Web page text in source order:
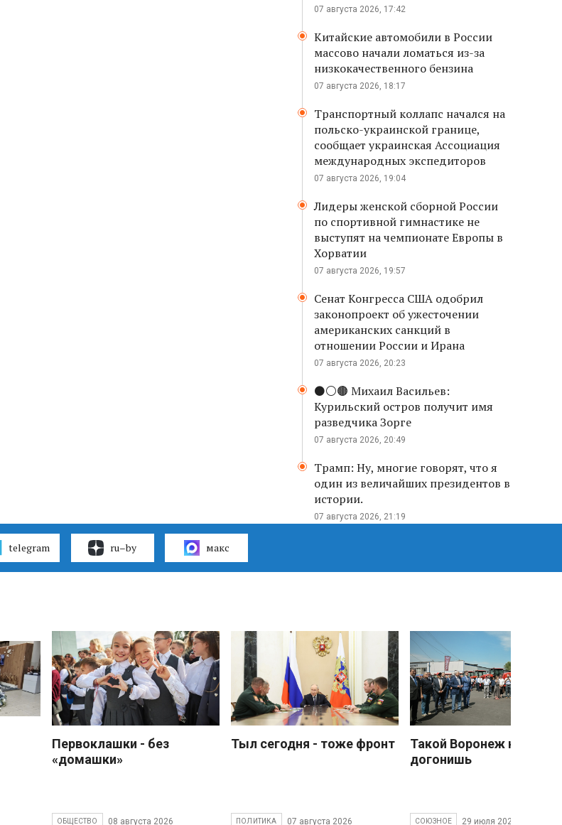
07 августа 2026, 17:42
Китайские автомобили в России
массово начали ломаться из-за
низкокачественного бензина
07 августа 2026, 18:17
Транспортный коллапс начался на
польско-украинской границе,
сообщает украинская Ассоциация
международных экспедиторов
07 августа 2026, 19:04
Лидеры женской сборной России
по спортивной гимнастике не
выступят на чемпионате Европы в
Хорватии
07 августа 2026, 19:57
Сенат Конгресса США одобрил
законопроект об ужесточении
американских санкций в
отношении России и Ирана
07 августа 2026, 20:23
⚫️⚪️🟤 Михаил Васильев:
Курильский остров получит имя
разведчика Зорге
07 августа 2026, 20:49
Трамп: Ну, многие говорят, что я
один из величайших президентов в
истории.
07 августа 2026, 21:19
telegram ru–by макс
Первоклашки - без
«домашки»
ОБЩЕСТВО 08 августа 2026
Тыл сегодня - тоже фронт
ПОЛИТИКА 07 августа 2026
Такой Воронеж не
догонишь
СОЮЗНОЕ 29 июля 2026